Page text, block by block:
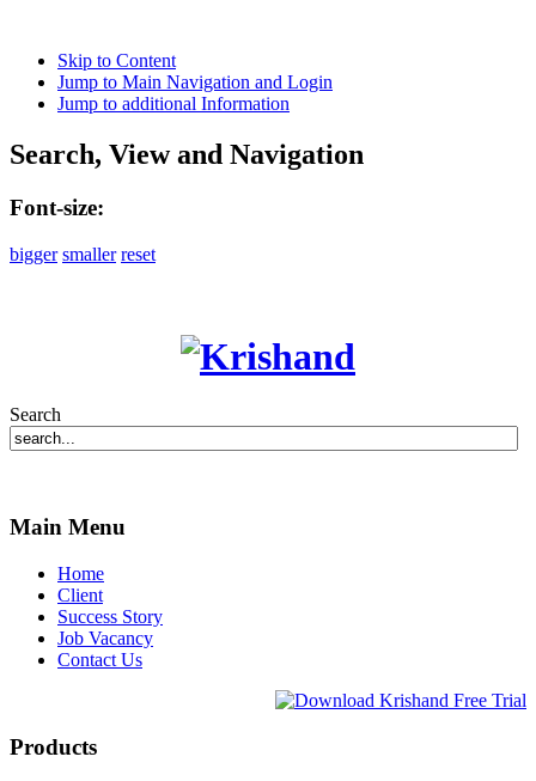
Skip to Content
Jump to Main Navigation and Login
Jump to additional Information
Search, View and Navigation
Font-size:
bigger smaller reset
Search
Main Menu
Home
Client
Success Story
Job Vacancy
Contact Us
Products